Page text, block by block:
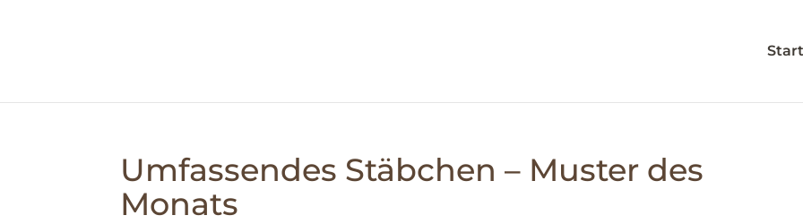
Start
Umfassendes Stäbchen – Muster des
Monats